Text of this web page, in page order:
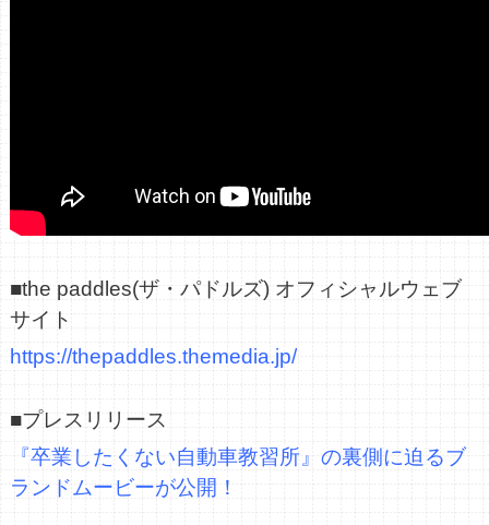
■the paddles(ザ・パドルズ) オフィシャルウェブ
サイト
https://thepaddles.themedia.jp/
■プレスリリース
『卒業したくない自動車教習所』の裏側に迫るブ
ランドムービーが公開！